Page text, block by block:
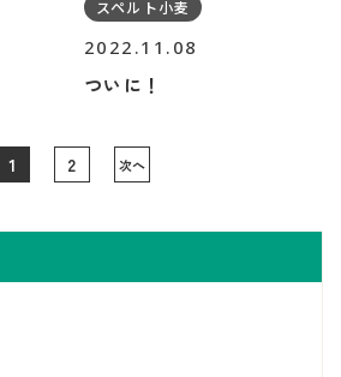
スペルト小麦
2022.11.08
ついに！
1 2 次へ